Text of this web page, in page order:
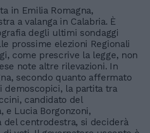
in Emilia Romagna,
a valanga in Calabria. È
degli ultimi sondaggi
prossime elezioni Regionali
come prescrive la legge, non
note altre rilevazioni. In
secondo quanto affermato
demoscopici, la partita tra
candidato del
e Lucia Borgonzoni,
del centrodestra, si deciderà